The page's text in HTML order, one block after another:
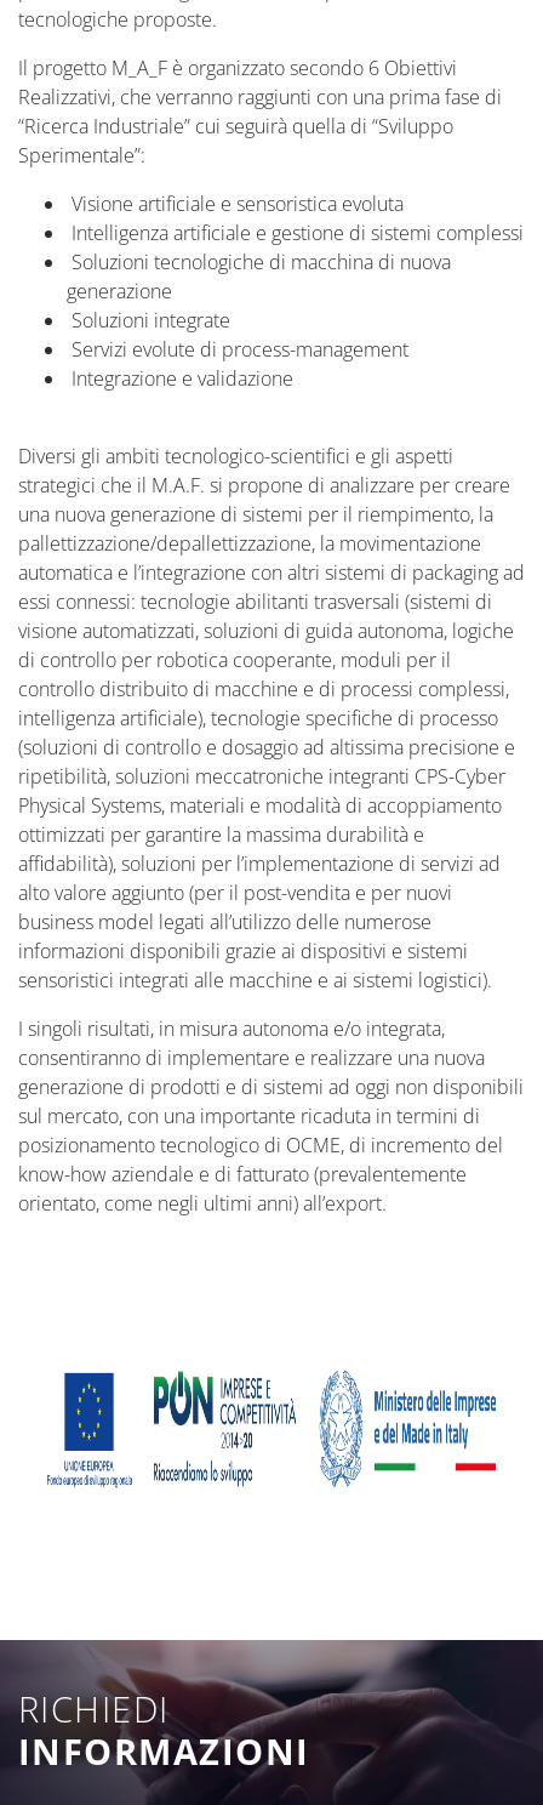
tecnologiche proposte.
Il progetto M_A_F è organizzato secondo 6 Obiettivi
Realizzativi, che verranno raggiunti con una prima fase di
“Ricerca Industriale” cui seguirà quella di “Sviluppo
Sperimentale”:
Visione artificiale e sensoristica evoluta
Intelligenza artificiale e gestione di sistemi complessi
Soluzioni tecnologiche di macchina di nuova
generazione
Soluzioni integrate
Servizi evolute di process-management
Integrazione e validazione
Diversi gli ambiti tecnologico-scientifici e gli aspetti
strategici che il M.A.F. si propone di analizzare per creare
una nuova generazione di sistemi per il riempimento, la
pallettizzazione/depallettizzazione, la movimentazione
automatica e l’integrazione con altri sistemi di packaging ad
essi connessi: tecnologie abilitanti trasversali (sistemi di
visione automatizzati, soluzioni di guida autonoma, logiche
di controllo per robotica cooperante, moduli per il
controllo distribuito di macchine e di processi complessi,
intelligenza artificiale), tecnologie specifiche di processo
(soluzioni di controllo e dosaggio ad altissima precisione e
ripetibilità, soluzioni meccatroniche integranti CPS-Cyber
Physical Systems, materiali e modalità di accoppiamento
ottimizzati per garantire la massima durabilità e
affidabilità), soluzioni per l’implementazione di servizi ad
alto valore aggiunto (per il post-vendita e per nuovi
business model legati all’utilizzo delle numerose
informazioni disponibili grazie ai dispositivi e sistemi
sensoristici integrati alle macchine e ai sistemi logistici).
I singoli risultati, in misura autonoma e/o integrata,
consentiranno di implementare e realizzare una nuova
generazione di prodotti e di sistemi ad oggi non disponibili
sul mercato, con una importante ricaduta in termini di
posizionamento tecnologico di OCME, di incremento del
know-how aziendale e di fatturato (prevalentemente
orientato, come negli ultimi anni) all’export.
RICHIEDI
INFORMAZIONI